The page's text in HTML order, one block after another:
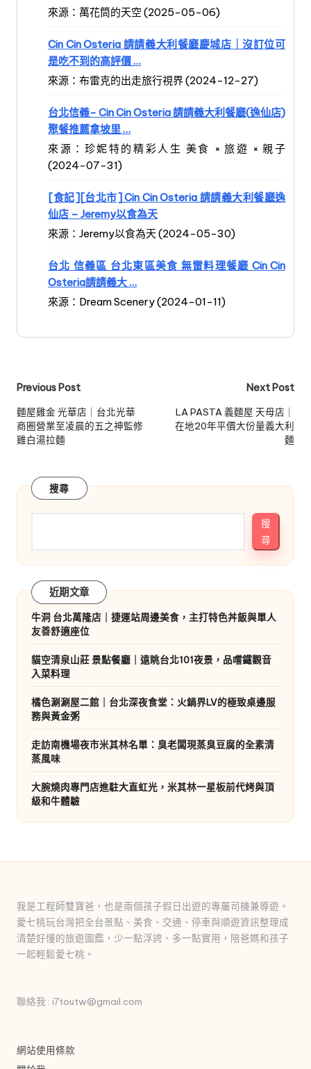
來源：萬花筒的天空 (2025-05-06)
Cin Cin Osteria 請請義大利餐廳慶城店｜沒訂位可
是吃不到的高評價 …
來源：布雷克的出走旅行視界 (2024-12-27)
台北信義- Cin Cin Osteria 請請義大利餐廳(逸仙店)
聚餐推薦拿坡里 …
來源：珍妮特的精彩人生 美食 × 旅遊 × 親子
(2024-07-31)
[食記][台北市] Cin Cin Osteria 請請義大利餐廳逸
仙店 – Jeremy以食為天
來源：Jeremy以食為天 (2024-05-30)
台北 信義區 台北東區美食 無雷料理餐廳 Cin Cin
Osteria請請義大 …
來源：Dream Scenery (2024-01-11)
Post
navigation
Previous Post
麵屋雞金 光華店｜台北光華
商圈營業至凌晨的五之神監修
雞白湯拉麵
Next Post
LA PASTA 義麵屋 天母店｜
在地20年平價大份量義大利
麵
搜尋
搜
尋
近期文章
牛洞 台北萬隆店｜捷運站周邊美食，主打特色丼飯與單人
友善舒適座位
貓空清泉山莊 景點餐廳｜遠眺台北101夜景，品嚐鐵觀音
入菜料理
橘色涮涮屋二館｜台北深夜食堂：火鍋界LV的極致桌邊服
務與黃金粥
走訪南機場夜市米其林名單：臭老闆現蒸臭豆腐的全素清
蒸風味
大腕燒肉專門店進駐大直虹光，米其林一星板前代烤與頂
級和牛體驗
我是工程師雙寶爸，也是兩個孩子假日出遊的專屬司機兼導遊。
愛七桃玩台灣把全台景點、美食、交通、停車與順遊資訊整理成
清楚好懂的旅遊圖鑑，少一點浮誇、多一點實用，陪爸媽和孩子
一起輕鬆愛七桃。
聯絡我 : i7toutw@gmail.com
網站使用條款